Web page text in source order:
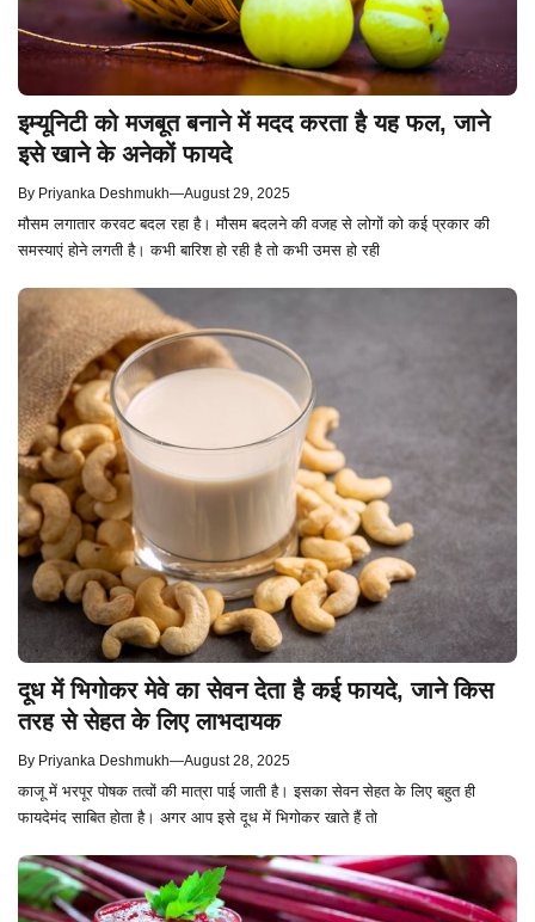
इम्यूनिटी को मजबूत बनाने में मदद करता है यह फल, जाने
इसे खाने के अनेकों फायदे
By Priyanka Deshmukh—August 29, 2025
मौसम लगातार करवट बदल रहा है। मौसम बदलने की वजह से लोगों को कई प्रकार की
समस्याएं होने लगती है। कभी बारिश हो रही है तो कभी उमस हो रही
दूध में भिगोकर मेवे का सेवन देता है कई फायदे, जाने किस
तरह से सेहत के लिए लाभदायक
By Priyanka Deshmukh—August 28, 2025
काजू में भरपूर पोषक तत्वों की मात्रा पाई जाती है। इसका सेवन सेहत के लिए बहुत ही
फायदेमंद साबित होता है। अगर आप इसे दूध में भिगोकर खाते हैं तो